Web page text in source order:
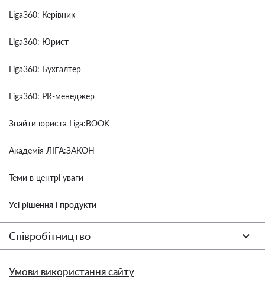
Liga360: Керівник
Liga360: Юрист
Liga360: Бухгалтер
Liga360: PR-менеджер
Знайти юриста Liga:BOOK
Академія ЛІГА:ЗАКОН
Теми в центрі уваги
Усі рішення і продукти
Співробітництво
Умови використання сайту